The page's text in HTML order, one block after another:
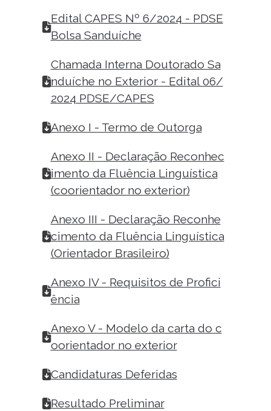
Edital CAPES Nº 6/2024 - PDSE
Bolsa Sanduíche
Chamada Interna Doutorado Sa
nduíche no Exterior - Edital 06/
2024 PDSE/CAPES
Anexo I - Termo de Outorga
Anexo II - Declaração Reconhec
imento da Fluência Linguística
(coorientador no exterior)
Anexo III - Declaração Reconhe
cimento da Fluência Linguística
(Orientador Brasileiro)
Anexo IV - Requisitos de Profici
ência
Anexo V - Modelo da carta do c
oorientador no exterior
Candidaturas Deferidas
Resultado Preliminar